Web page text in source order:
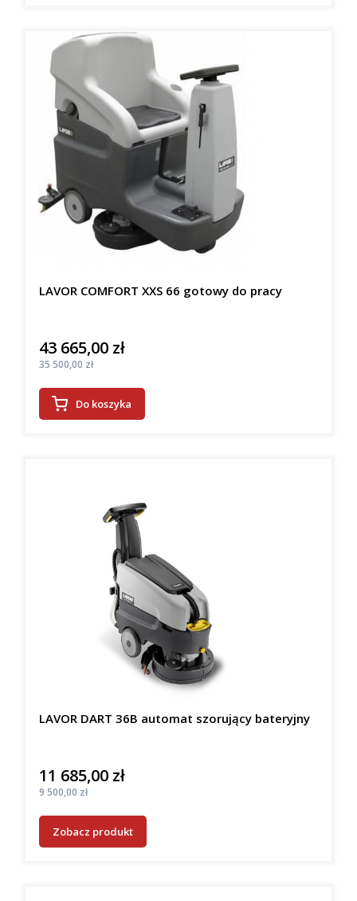
LAVOR COMFORT XXS 66 gotowy do pracy
Cena
43 665,00 zł
Cena
35 500,00 zł
Do koszyka
LAVOR DART 36B automat szorujący bateryjny
Cena
11 685,00 zł
Cena
9 500,00 zł
Zobacz produkt